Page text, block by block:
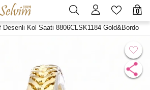
0
Desenli Kol Saati 8806CLSK1184 Gold&Bordo